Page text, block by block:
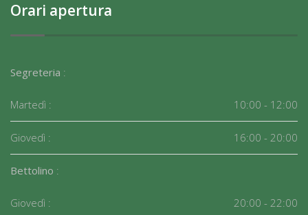
Orari apertura
Segreteria :
Martedì : 10:00 - 12:00
Giovedì : 16:00 - 20:00
Bettolino :
Giovedì : 20:00 - 22:00